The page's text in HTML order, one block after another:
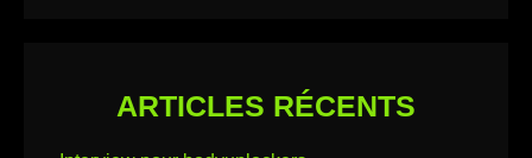
ARTICLES RÉCENTS